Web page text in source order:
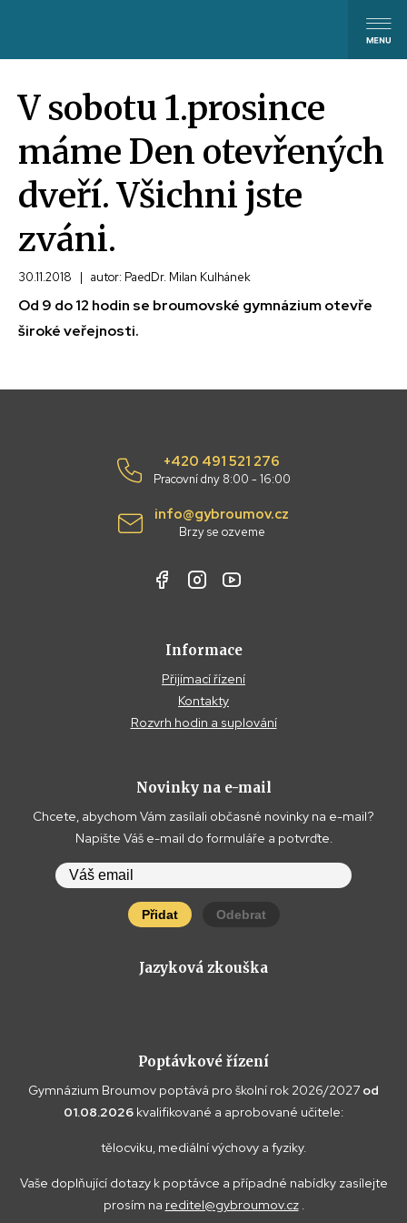
V sobotu 1.prosince
máme Den otevřených
dveří. Všichni jste
zváni.
30.11.2018 | autor: PaedDr. Milan Kulhánek
Od 9 do 12 hodin se broumovské gymnázium otevře
široké veřejnosti.
+420 491 521 276
Pracovní dny 8:00 - 16:00
info@gybroumov.cz
Brzy se ozveme
Informace
Přijímací řízení
Kontakty
Rozvrh hodin a suplování
Novinky na e-mail
Chcete, abychom Vám zasílali občasné novinky na e-mail?
Napište Váš e-mail do formuláře a potvrďte.
Přidat Odebrat
Jazyková zkouška
Poptávkové řízení
Gymnázium Broumov poptává pro školní rok 2026/2027 od
01.08.2026 kvalifikované a aprobované učitele:
tělocviku, mediální výchovy a fyziky.
Vaše doplňující dotazy k poptávce a případné nabídky zasílejte
prosím na reditel@gybroumov.cz.